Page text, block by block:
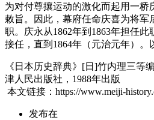
为对付尊攘运动的激化而起用一桥
敕旨。因此，幕府任命庆喜为将军
职。庆永从1862年到1863年担任
接任，直到1864年（元治元年）。
《日本历史辞典》[日]竹内理三等
津人民出版社，1988年出版
本文链接：https://www.meiji-
发布在